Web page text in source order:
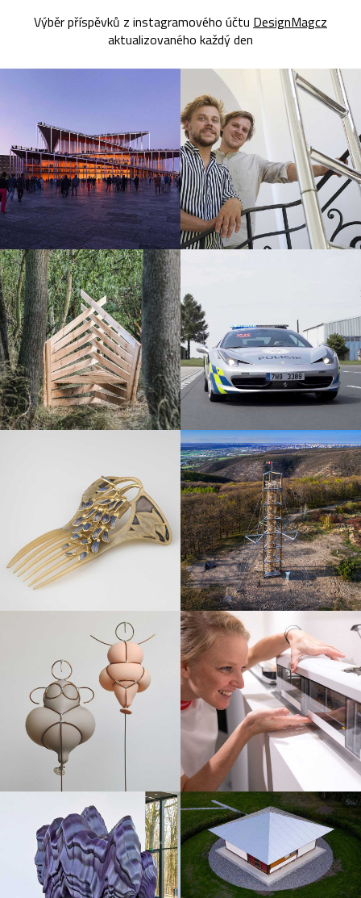
Výběr příspěvků z instagramového účtu DesignMagcz
aktualizovaného každý den